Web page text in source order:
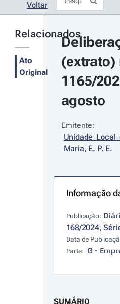
Voltar
Relacionados
Ato
Original
(extrato)
1165/
agosto
Emitente:
Unidade Local
Maria, E. P. E.
Informação
Publicação:
168/2024,
Data de
Parte: G -
SUMÁRIO